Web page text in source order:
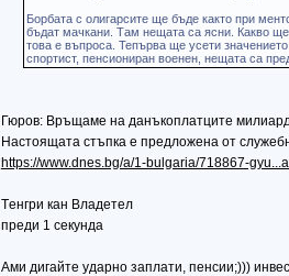
Борбата с олигарсите ще бъде както при
бъдат мачкани. Там нещата са ясни. Какво
това е въпроса. Тепърва ще усети
спортист, пенсиониран военен, нещата са
Гюров: Връщаме на данъкоплатците
Настоящата стъпка е предложена от
https://www.dnes.bg/a/1-bulgaria/718867-
Tенгри кан Владетел
преди 1 секунда
Ами дигайте ударно заплати, пенсии;)))